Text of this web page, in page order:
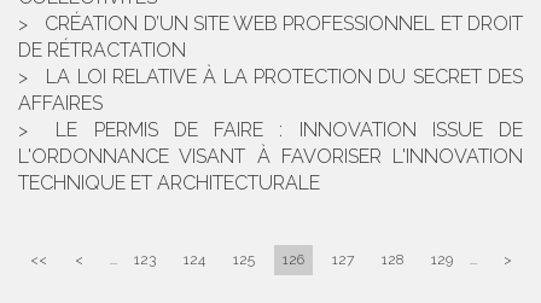
CRÉATION D’UN SITE WEB PROFESSIONNEL ET DROIT
DE RÉTRACTATION
LA LOI RELATIVE À LA PROTECTION DU SECRET DES
AFFAIRES
LE PERMIS DE FAIRE : INNOVATION ISSUE DE
L'ORDONNANCE VISANT À FAVORISER L'INNOVATION
TECHNIQUE ET ARCHITECTURALE
<< < ... 123 124 125 126 127 128 129 ... >